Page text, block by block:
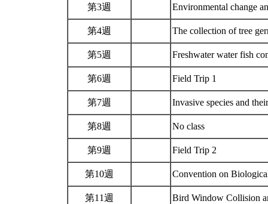
第3週 Environmental change
第4週 The collection of tree
第5週 Freshwater water fish
第6週 Field Trip 1
第7週 Invasive species and
第8週 No class
第9週 Field Trip 2
第10週 Convention on
第11週 Bird Window Collision